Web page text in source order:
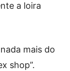
a loira
mais do
shop”.